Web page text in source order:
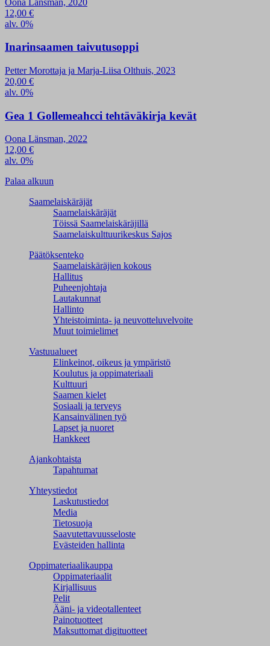
12,00 €
alv. 0%
Inarinsaamen taivutusoppi
Petter Morottaja ja Marja-Liisa Olthuis, 2023
20,00 €
alv. 0%
Gea 1 Gollemeahcci tehtäväkirja kevät
Oona Länsman, 2022
12,00 €
alv. 0%
Palaa alkuun
Saamelaiskäräjät
Saamelaiskäräjät
Töissä Saamelaiskäräjillä
Saamelaiskulttuuri­keskus Sajos
Päätöksenteko
Saamelaiskäräjien kokous
Hallitus
Puheenjohtaja
Lautakunnat
Hallinto
Yhteistoiminta- ja neuvotteluvelvoite
Muut toimielimet
Vastuualueet
Elinkeinot, oikeus ja ympäristö
Koulutus ja oppimateriaali
Kulttuuri
Saamen kielet
Sosiaali ja terveys
Kansainvälinen työ
Lapset ja nuoret
Hankkeet
Ajankohtaista
Tapahtumat
Yhteystiedot
Laskutustiedot
Media
Tietosuoja
Saavutettavuusseloste
Evästeiden hallinta
Oppimateriaalikauppa
Oppimateriaalit
Kirjallisuus
Pelit
Ääni- ja videotallenteet
Painotuotteet
Maksuttomat digituotteet